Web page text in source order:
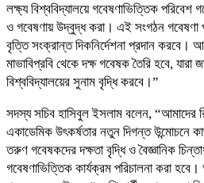
লক্ষ্য বিশ্ববিদ্যালয়ে গবেষণাভিত্তিক পরিবেশ
ও গবেষণায় উদ্বুদ্ধ করা। এই সংগঠন গবেষণা
বৃত্তি সংক্রান্ত দিকনির্দেশনা প্রদান করবে।
মাভাবিপ্রবি থেকে দক্ষ গবেষক তৈরি হবে, যারা
বিশ্ববিদ্যালয়ের সুনাম বৃদ্ধি করবে।”
সদস্য সচিব হাসিবুল ইসলাম বলেন, “আমাদের
একাডেমিক উৎকর্ষতার নতুন দিগন্ত উন্মোচনে
তরুণ গবেষকদের দক্ষতা বৃদ্ধি ও বৈজ্ঞানিক
গবেষণাভিত্তিক কার্যক্রম পরিচালনা করা